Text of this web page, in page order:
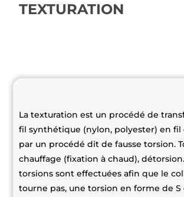
TEXTURATION
La texturation est un procédé de
fil synthétique (nylon, polyester) en fil
par un procédé dit de fausse torsion.
chauffage (fixation à chaud),
torsions sont effectuées afin que le
tourne pas, une torsion en forme de S